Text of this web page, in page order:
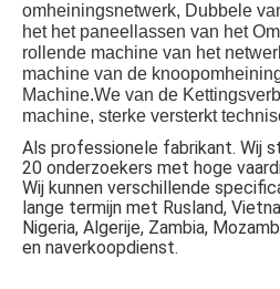
omheiningsnetwerk, Dubbele
het het paneellassen van het
rollende machine van het
machine van de
Machine.We van de
machine, sterke versterkt
Als professionele fabrikant. Wij
20 onderzoekers met hoge
Wij kunnen verschillende
lange termijn met Rusland,
Nigeria, Algerije, Zambia,
en naverkoopdienst.